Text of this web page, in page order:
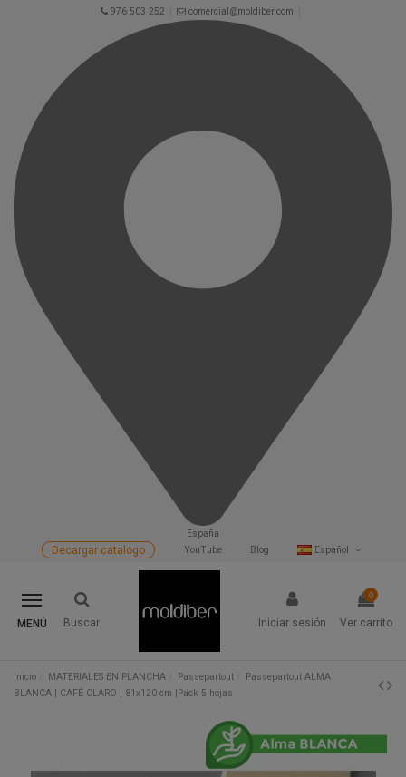
976 503 252 comercial@moldiber.com
España
Español
Blog
YouTube
Decargar catalogo
MENÚ Buscar Iniciar sesión
0
Ver carrito
Inicio MATERIALES EN PLANCHA Passepartout
Passepartout ALMA
BLANCA | CAFÉ CLARO | 81x120 cm |Pack 5 hojas